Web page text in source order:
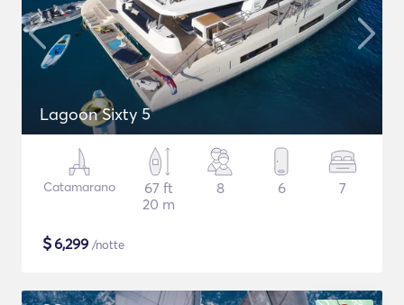
Lagoon Sixty 5
Catamarano
67 ft
20 m
8 6 7
$6,299 /notte